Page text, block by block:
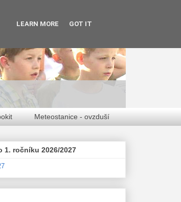
Meteostanice - ovzduší
1. ročníku 2026/2027
LEARN MORE GOT IT